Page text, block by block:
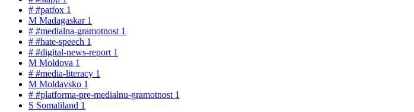
# #patfox 1
M Madagaskar 1
# #medialna-gramotnost 1
# #hate-speech 1
# #digital-news-report 1
M Moldova 1
# #media-literacy 1
M Moldavsko 1
# #platforma-pre-medialnu-gramotnost 1
S Somaliland 1